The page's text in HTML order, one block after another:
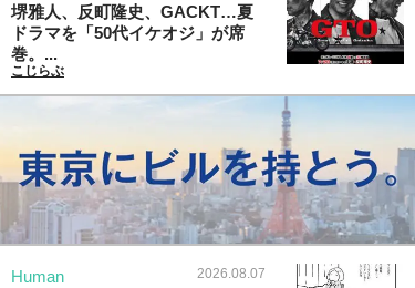
堺雅人、反町隆史、GACKT…夏
ドラマを「50代イケオジ」が席
巻。...
こじらぶ
Human 2026.08.07